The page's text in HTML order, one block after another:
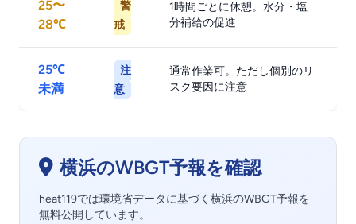
25〜
28℃
警
戒
1時間ごとに休憩。水分・塩
分補給の促進
25℃
未満
注
意
通常作業可。ただし個別のリ
スク要因に注意
横浜のWBGT予報を確認
heat119では環境省データに基づく横浜のWBGT予報を
無料公開しています。